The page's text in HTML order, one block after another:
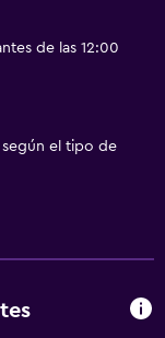
de las 12:00
el tipo de